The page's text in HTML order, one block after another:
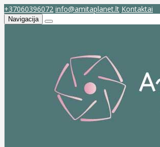
+37060396072 info@amitaplanet.lt Kontaktai
Navigacija